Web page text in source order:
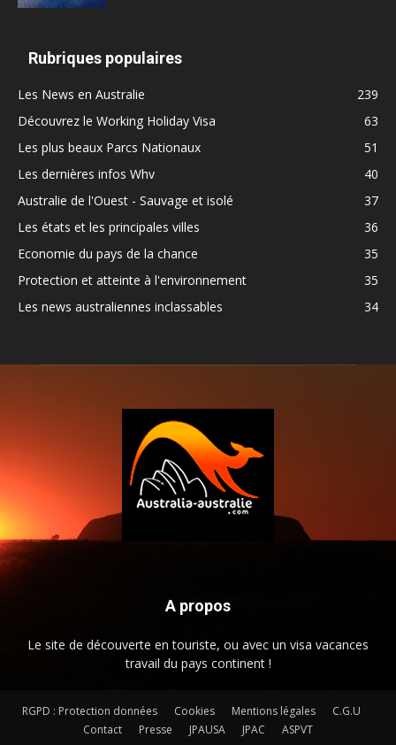
Rubriques populaires
Les News en Australie
239
Découvrez le Working Holiday Visa
63
Les plus beaux Parcs Nationaux
51
Les dernières infos Whv
40
Australie de l'Ouest - Sauvage et isolé
37
Les états et les principales villes
36
Economie du pays de la chance
35
Protection et atteinte à l'environnement
35
Les news australiennes inclassables
34
A propos
Le site de découverte en touriste, ou avec un visa vacances
travail du pays continent !
RGPD : Protection données Cookies Mentions légales
C.G.U
Contact
Presse JPAUSA JPAC ASPVT